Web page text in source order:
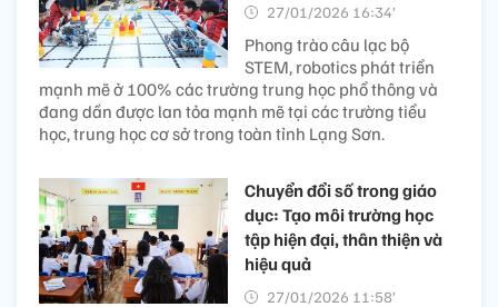
27/01/2026 16:34’
Phong trào câu lạc bộ
STEM, robotics phát triển
mạnh mẽ ở 100% các trường trung học phổ thông và
đang dần được lan tỏa mạnh mẽ tại các trường tiểu
học, trung học cơ sở trong toàn tỉnh Lạng Sơn.
Chuyển đổi số trong giáo
dục: Tạo môi trường học
tập hiện đại, thân thiện và
hiệu quả
27/01/2026 11:58’